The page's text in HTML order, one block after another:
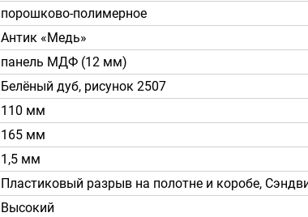
порошково-полимерное
Антик «Медь»
панель МДФ (12 мм)
Белёный дуб, рисунок 2507
110 мм
165 мм
1,5 мм
Пластиковый разрыв на полотне и коробе,
Высокий